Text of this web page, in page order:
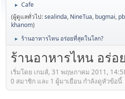
►
Cafe
(ผู้ดูแลทั่วไป:sealinda, NineTua, bugmai,
khanom)
► ร้านอาหารไหน อร่อยที่สุดในโลก?
ร้านอาหารไหน อร่อ
เริ่มโดย เกมส์, 31 พฤษภาคม 2011,
0 สมาชิก และ 1 ผู้มาเยือน กำลังดูหัวข้อนี้